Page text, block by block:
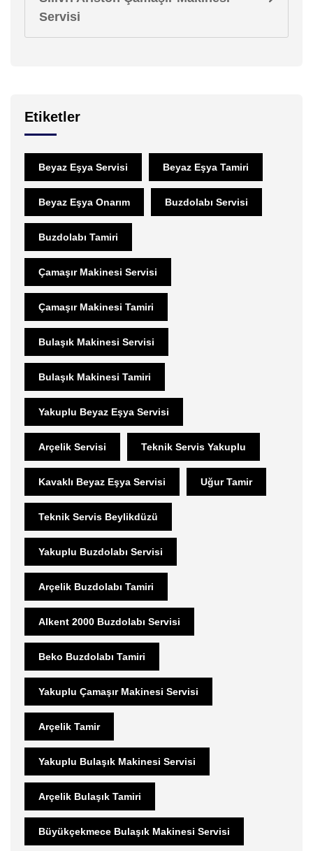
Servisi
Etiketler
Beyaz Eşya Servisi Beyaz Eşya Tamiri
Beyaz Eşya Onarım Buzdolabı Servisi
Buzdolabı Tamiri
Çamaşır Makinesi Servisi
Çamaşır Makinesi Tamiri
Bulaşık Makinesi Servisi
Bulaşık Makinesi Tamiri
Yakuplu Beyaz Eşya Servisi
Arçelik Servisi Teknik Servis Yakuplu
Kavaklı Beyaz Eşya Servisi Uğur Tamir
Teknik Servis Beylikdüzü
Yakuplu Buzdolabı Servisi
Arçelik Buzdolabı Tamiri
Alkent 2000 Buzdolabı Servisi
Beko Buzdolabı Tamiri
Yakuplu Çamaşır Makinesi Servisi
Arçelik Tamir
Yakuplu Bulaşık Makinesi Servisi
Arçelik Bulaşık Tamiri
Büyükçekmece Bulaşık Makinesi Servisi